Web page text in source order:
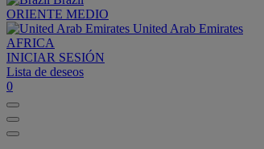
ORIENTE MEDIO
United Arab Emirates
AFRICA
INICIAR SESIÓN
Lista de deseos
0